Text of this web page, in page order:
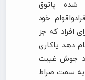
شده پاتوق
خود
افراد که جز
دهد یاکاری
جوش غیبت
به سمت صراط